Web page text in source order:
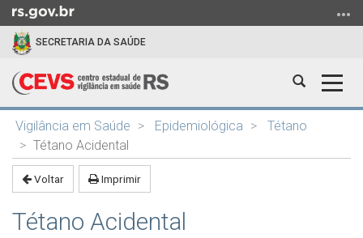
para
para
menu
para
busca
SECRETARIA DA SAÚDE
Abrir
busca
Início
conteúdo
Vigilância em Saúde Epidemiológica
Tétano
Tétano Acidental
Voltar Imprimir
Tétano Acidental